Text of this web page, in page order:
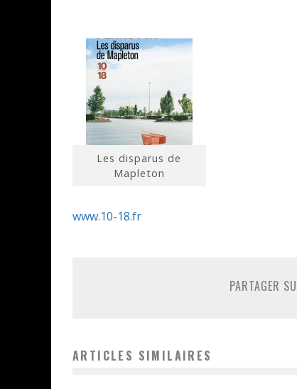
Les disparus de
Mapleton
www.10-18.fr
PARTAGER
ARTICLES SIMILAIRES